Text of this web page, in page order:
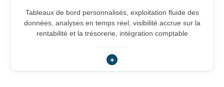
Tableaux de bord personnalisés, exploitation fluide des
données, analyses en temps réel, visibilité accrue sur la
rentabilité et la trésorerie, intégration comptable